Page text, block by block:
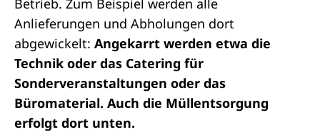
Betrieb. Zum Beispiel werden alle
Anlieferungen und Abholungen dort
abgewickelt: Angekarrt werden etwa die
Technik oder das Catering für
Sonderveranstaltungen oder das
Büromaterial. Auch die Müllentsorgung
erfolgt dort unten.